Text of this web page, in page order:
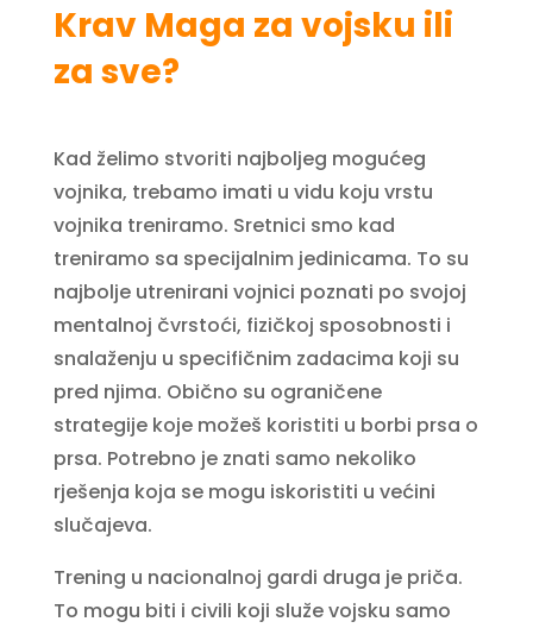
Krav Maga za vojsku ili
za sve?
Kad želimo stvoriti najboljeg mogućeg
vojnika, trebamo imati u vidu koju vrstu
vojnika treniramo. Sretnici smo kad
treniramo sa specijalnim jedinicama. To su
najbolje utrenirani vojnici poznati po svojoj
mentalnoj čvrstoći, fizičkoj sposobnosti i
snalaženju u specifičnim zadacima koji su
pred njima. Obično su ograničene
strategije koje možeš koristiti u borbi prsa o
prsa. Potrebno je znati samo nekoliko
rješenja koja se mogu iskoristiti u većini
slučajeva.
Trening u nacionalnoj gardi druga je priča.
To mogu biti i civili koji služe vojsku samo